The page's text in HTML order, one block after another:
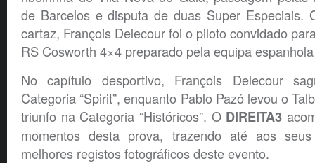
de Barcelos e disputa de duas Super Especiais.
cartaz, François Delecour foi o piloto convidado
RS Cosworth 4×4 preparado pela equipa
No capítulo desportivo, François Delecour
Categoria “Spirit”, enquanto Pablo Pazó levou o
triunfo na Categoria “Históricos”. ODIREITA3
momentos desta prova, trazendo até aos
melhores registos fotográficos deste evento.